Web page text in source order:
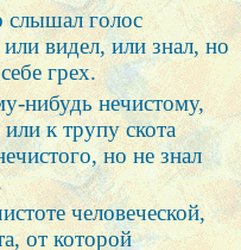
слышал голос
видел, или знал, но
грех.
нибудь нечистому,
к трупу скота
но не знал
человеческой,
от которой